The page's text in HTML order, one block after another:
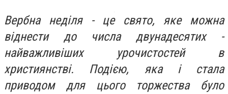
Вербна неділя - це свято, яке можна
віднести до числа двунадесятих -
найважливіших урочистостей в
християнстві. Подією, яка і стала
приводом для цього торжества було